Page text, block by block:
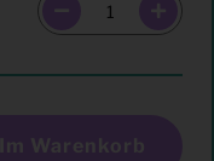
Im Warenkorb